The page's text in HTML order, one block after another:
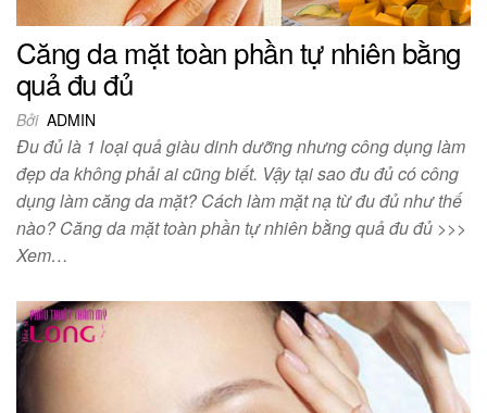
Căng da mặt toàn phần tự nhiên bằng
quả đu đủ
Bởi ADMIN
Đu đủ là 1 loại quả giàu dinh dưỡng nhưng công dụng làm
đẹp da không phải ai cũng biết. Vậy tại sao đu đủ có công
dụng làm căng da mặt? Cách làm mặt nạ từ đu đủ như thế
nào? Căng da mặt toàn phần tự nhiên bằng quả đu đủ >>>
Xem…